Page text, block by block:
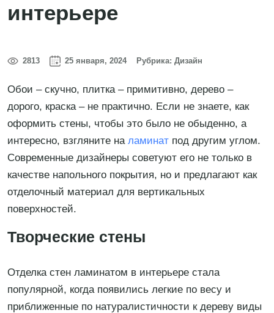
интерьере
2813 25 января, 2024 Рубрика: Дизайн
Обои – скучно, плитка – примитивно, дерево –
дорого, краска – не практично. Если не знаете, как
оформить стены, чтобы это было не обыденно, а
интересно, взгляните на ламинат под другим углом.
Современные дизайнеры советуют его не только в
качестве напольного покрытия, но и предлагают как
отделочный материал для вертикальных
поверхностей.
Творческие стены
Отделка стен ламинатом в интерьере стала
популярной, когда появились легкие по весу и
приближенные по натуралистичности к дереву виды